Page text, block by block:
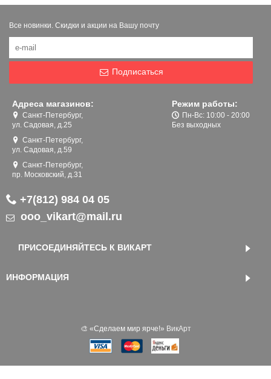
Все новинки. Скидки и акции на Вашу почту
Подписаться
Адреса магазинов:
Санкт-Петербург,
ул. Садовая, д.25
Санкт-Петербург,
ул. Садовая, д.59
Санкт-Петербург,
пр. Московский, д.31
Режим работы:
Пн-Вс: 10:00 - 20:00
Без выходных
+7(812) 984 04 05
ooo_vikart@mail.ru
ПРИСОЕДИНЯЙТЕСЬ К ВИКАРТ
ИНФОРМАЦИЯ
🎨 «‎Сделаем мир ярче!» ВикАрт